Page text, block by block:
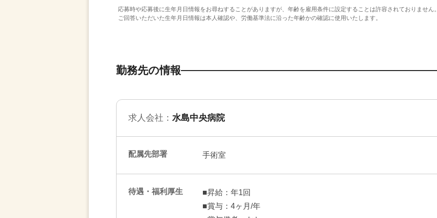
応募時や応募後に生年月日情報をお尋ねすることがありますが、年齢を雇用条件に設定することは許容されておりません
ご回答いただいた生年月日情報は本人確認や、労働基準法に沿った年齢かの確認に使用いたします。
勤務先の情報
求人会社： 水島中央病院
配属先部署 手術室
待遇・福利厚生
■昇給：年1回
■賞与：4ヶ月/年